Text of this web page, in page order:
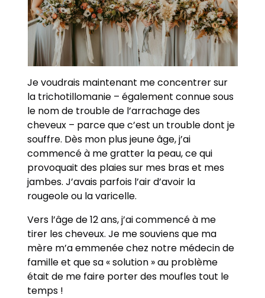
Je voudrais maintenant me concentrer sur
la trichotillomanie – également connue sous
le nom de trouble de l’arrachage des
cheveux – parce que c’est un trouble dont je
souffre. Dès mon plus jeune âge, j’ai
commencé à me gratter la peau, ce qui
provoquait des plaies sur mes bras et mes
jambes. J’avais parfois l’air d’avoir la
rougeole ou la varicelle.
Vers l’âge de 12 ans, j’ai commencé à me
tirer les cheveux. Je me souviens que ma
mère m’a emmenée chez notre médecin de
famille et que sa « solution » au problème
était de me faire porter des moufles tout le
temps !